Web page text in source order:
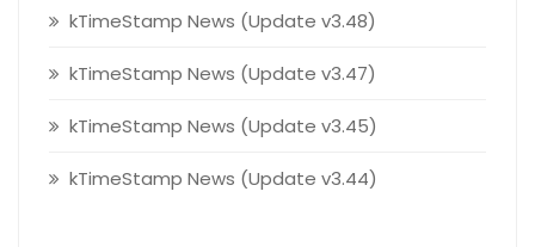
kTimeStamp News (Update v3.48)
kTimeStamp News (Update v3.47)
kTimeStamp News (Update v3.45)
kTimeStamp News (Update v3.44)